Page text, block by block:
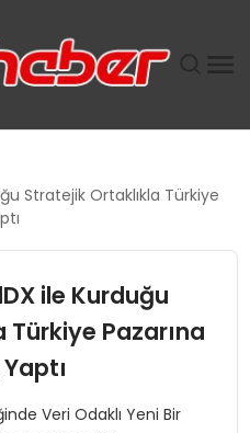
EKONOMIDE KADIN
HEDEF
Stratejik Ortaklıkla Türkiye
ile Kurduğu
Pazarına
Veri Odaklı Yeni Bir